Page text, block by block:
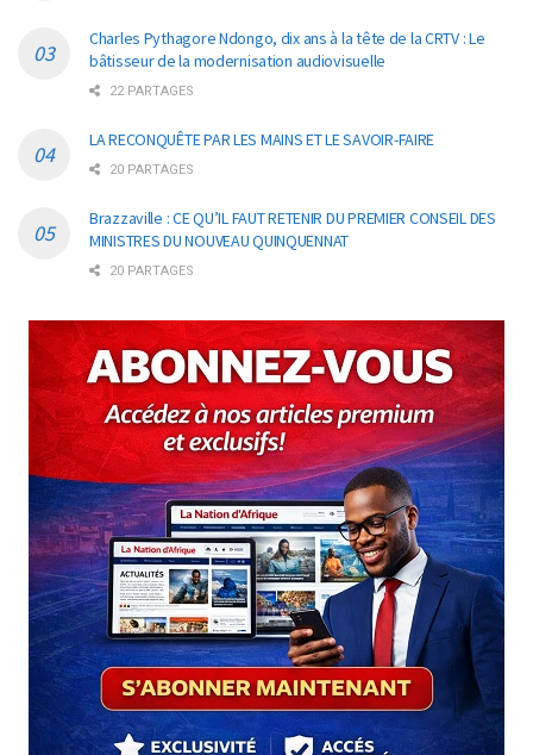
Charles Pythagore Ndongo, dix ans à la tête de la CRTV : Le
bâtisseur de la modernisation audiovisuelle
22 PARTAGES
LA RECONQUÊTE PAR LES MAINS ET LE SAVOIR-FAIRE
20 PARTAGES
Brazzaville : CE QU’IL FAUT RETENIR DU PREMIER CONSEIL DES
MINISTRES DU NOUVEAU QUINQUENNAT
20 PARTAGES